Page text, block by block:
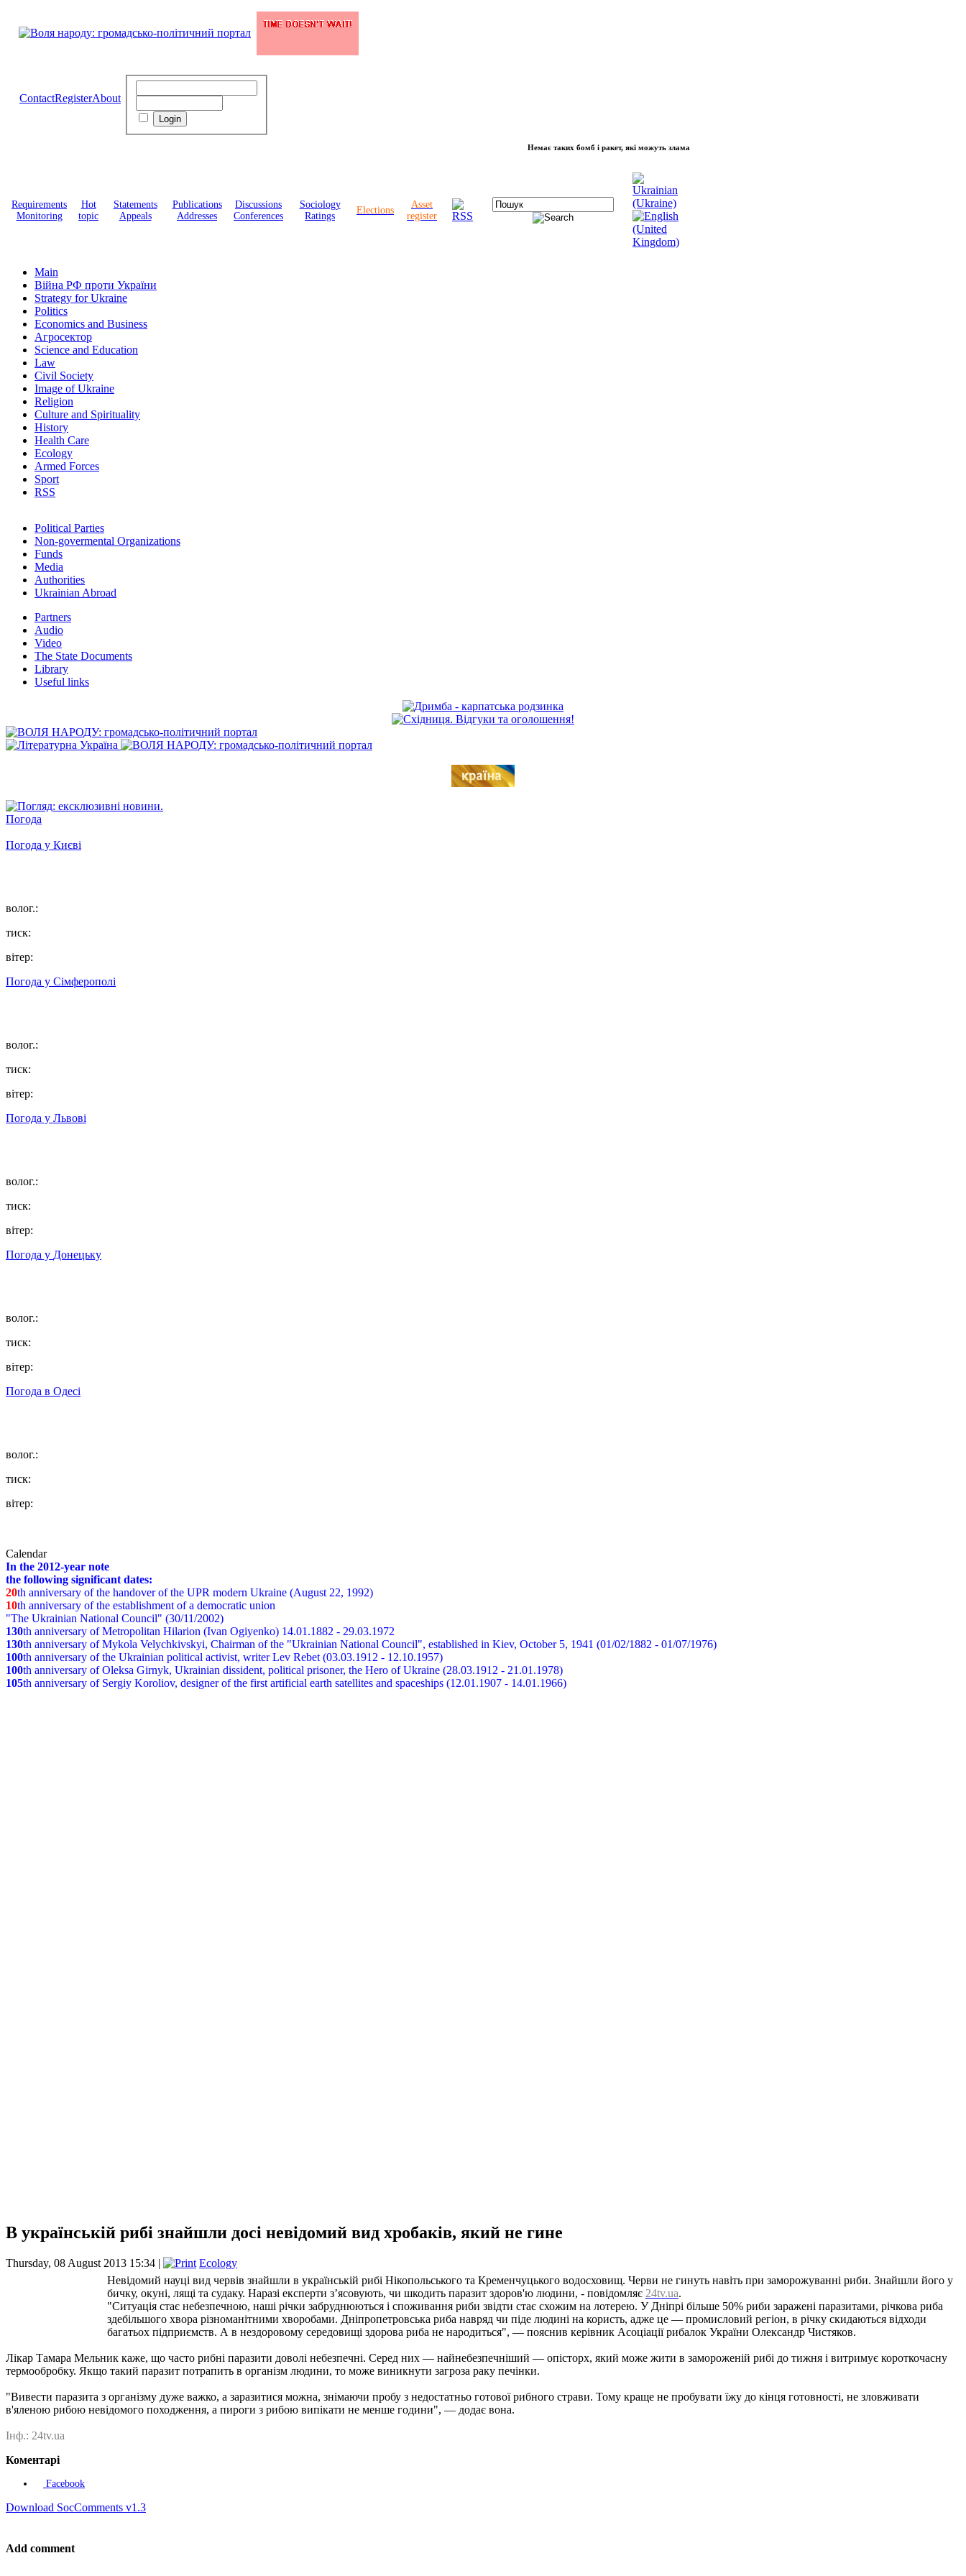
ContactRegisterAbout
Немає таких бомб і ракет, які можуть зламати волю народу, - Президент України Володимир Зеленський
Requirements
Monitoring
Hot
topic
Statements
Appeals
Publications
Addresses
Discussions
Conferences
Sociology
Ratings
Elections
Asset
register
Main
Війна РФ проти України
Strategy for Ukraine
Politics
Economics and Business
Агросектор
Science and Education
Law
Civil Society
Image of Ukraine
Religion
Culture and Spirituality
History
Health Care
Ecology
Armed Forces
Sport
RSS
Political Parties
Non-govermental Organizations
Funds
Мedia
Authorities
Ukrainian Abroad
Partners
Audio
Video
The State Documents
Library
Useful links
Погода
Погода у Києві
волог.:
тиск:
вітер:
Погода у Сімферополі
волог.:
тиск:
вітер:
Погода у Львові
волог.:
тиск:
вітер:
Погода у Донецьку
волог.:
тиск:
вітер:
Погода в Одесі
волог.:
тиск:
вітер:
Calendar
In the 2012-year note
the following significant dates:
20th anniversary of the handover of the UPR modern Ukraine (August 22, 1992)
10th anniversary of the establishment of a democratic union
"The Ukrainian National Council" (30/11/2002)
130th anniversary of Metropolitan Hilarion (Ivan Ogiyenko) 14.01.1882 - 29.03.1972
130th anniversary of Mykola Velychkivskyi, Chairman of the "Ukrainian National Council", established in Kiev, October 5, 1941 (01/02/1882 - 01/07/1976)
100th anniversary of the Ukrainian political activist, writer Lev Rebet (03.03.1912 - 12.10.1957)
100th anniversary of Oleksa Girnyk, Ukrainian dissident, political prisoner, the Hero of Ukraine (28.03.1912 - 21.01.1978)
105th anniversary of Sergiy Koroliov, designer of the first artificial earth satellites and spaceships (12.01.1907 - 14.01.1966)
В українській рибі знайшли досі невідомий вид хробаків, який не гине
Thursday, 08 August 2013 15:34 |
Ecology
Невідомий науці вид червів знайшли в українській рибі Нікопольського та Кременчуцького водосховищ. Черви не гинуть навіть при заморожуванні риби. Знайшли його у
бичку, окуні, лящі та судаку. Наразі експерти з’ясовують, чи шкодить паразит здоров'ю людини, - повідомляє 24tv.ua.
"Ситуація стає небезпечною, наші річки забруднюються і споживання риби звідти стає схожим на лотерею. У Дніпрі більше 50% риби заражені паразитами, річкова риба
здебільшого хвора різноманітними хворобами. Дніпропетровська риба навряд чи піде людині на користь, адже це — промисловий регіон, в річку скидаються відходи
багатьох підприємств. А в нездоровому середовищі здорова риба не народиться", — пояснив керівник Асоціації рибалок України Олександр Чистяков.
Лікар Тамара Мельник каже, що часто рибні паразити доволі небезпечні. Серед них — найнебезпечніший — опісторх, який може жити в замороженій рибі до тижня і витримує короткочасну
термообробку. Якщо такий паразит потрапить в організм людини, то може виникнути загроза раку печінки.
"Вивести паразита з організму дуже важко, а заразитися можна, знімаючи пробу з недостатньо готової рибного страви. Тому краще не пробувати їжу до кінця готовності, не зловживати
в'яленою рибою невідомого походження, а пироги з рибою випікати не менше години", — додає вона.
Інф.: 24tv.ua
Коментарі
Facebook
Download SocComments v1.3
Add comment